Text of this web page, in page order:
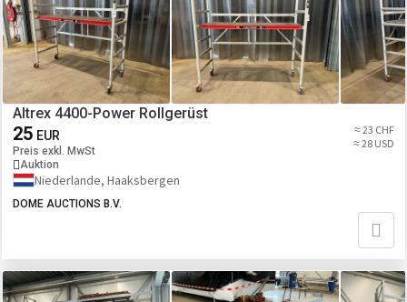
Altrex 4400-Power Rollgerüst
25 EUR
Preis exkl. MwSt
Auktion
≈ 23 CHF
≈ 28 USD
Niederlande, Haaksbergen
DOME AUCTIONS B.V.